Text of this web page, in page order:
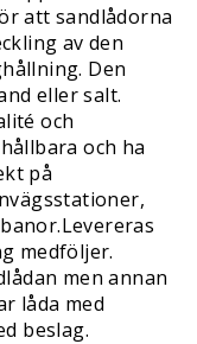
att sandlådorna
av den
Den
eller salt.
och
och ha
på
medföljer.
men annan
låda med
beslag.